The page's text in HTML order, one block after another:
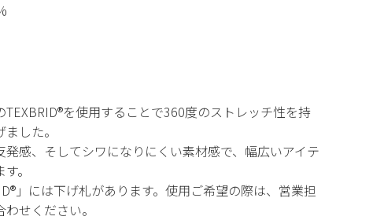
TEXBRID®を使用することで360度のストレッチ性を持
した。
発感、そしてシワになりにくい素材感で、幅広いアイテ
。
」には下げ札があります。使用ご希望の際は、営業担
せください。